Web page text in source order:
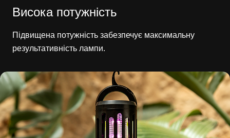
Висока потужність
Підвищена потужність забезпечує максимальну
результативність лампи.